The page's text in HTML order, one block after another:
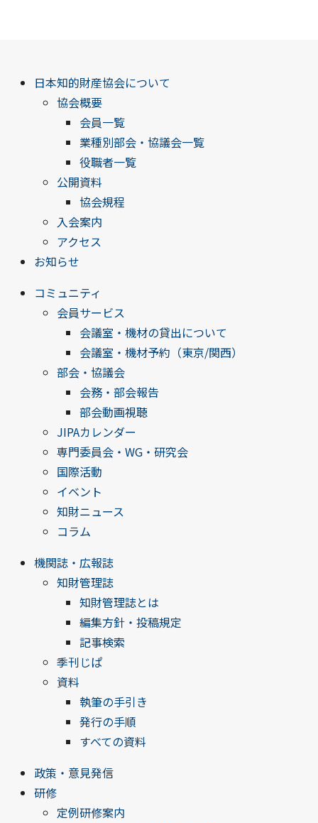
日本知的財産協会について
協会概要
会員一覧
業種別部会・協議会一覧
役職者一覧
公開資料
協会規程
入会案内
アクセス
お知らせ
コミュニティ
会員サービス
会議室・機材の貸出について
会議室・機材予約（東京/関西）
部会・協議会
会務・部会報告
部会動画視聴
JIPAカレンダー
専門委員会・WG・研究会
国際活動
イベント
知財ニュース
コラム
機関誌・広報誌
知財管理誌
知財管理誌とは
編集方針・投稿規定
記事検索
季刊じぱ
資料
執筆の手引き
発行の手順
すべての資料
政策・意見発信
研修
定例研修案内